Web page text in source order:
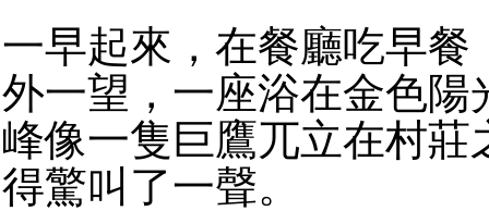
一早起來，在餐廳吃早餐
外一望，一座浴在金色陽
峰像一隻巨鷹兀立在村莊
得驚叫了一聲。